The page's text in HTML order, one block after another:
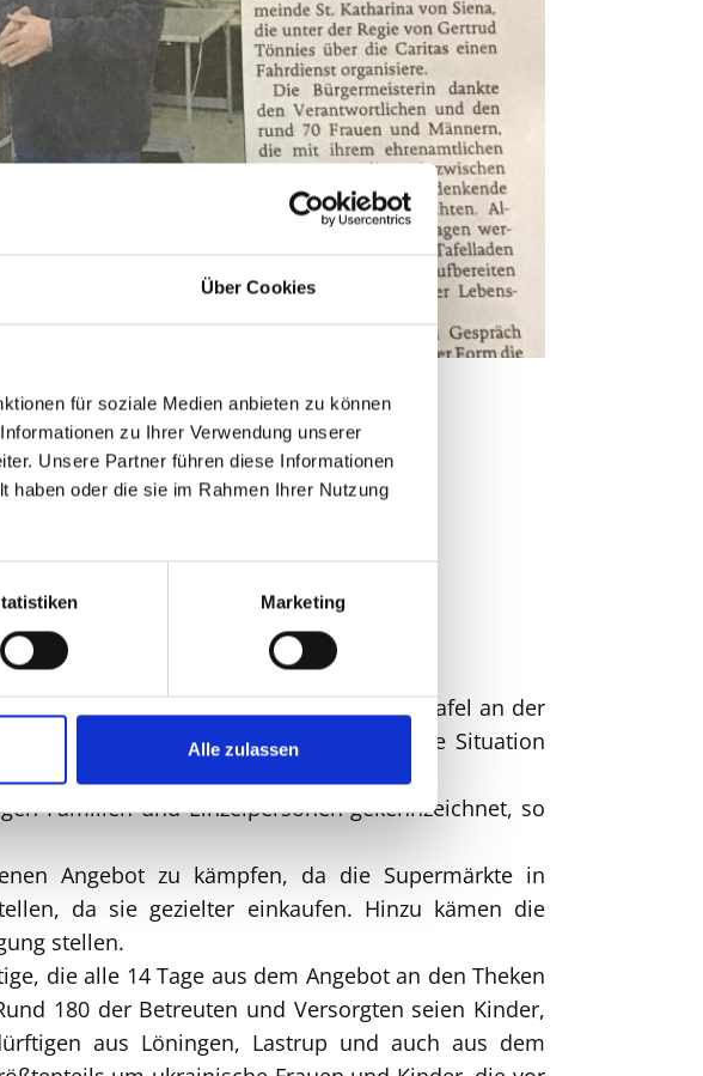
Über Cookies
für soziale Medien anbieten zu können
zu Ihrer Verwendung unserer
Unsere Partner führen diese Informationen
haben oder die sie im Rahmen Ihrer Nutzung
Marketing
Alle zulassen
die Löninger
Angebot zu kämpfen.
Dr. Lydia Kocar jetzt in der Löninger Tafel an der
aus Lindern, erläuterte die aktuelle Situation
Familien und Einzelpersonen gekennzeichnet, so
Angebot zu kämpfen, da die Supermärkte in
da sie gezielter einkaufen. Hinzu kämen die
stellen.
die alle 14 Tage aus dem Angebot an den Theken
180 der Betreuten und Versorgten seien Kinder,
aus Löningen, Lastrup und auch aus dem